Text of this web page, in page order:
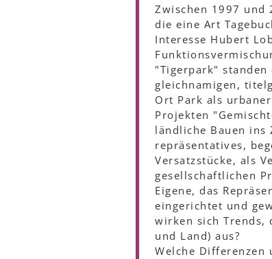
Zwischen 1997 und
die eine Art
Interesse Hubert
"Tigerpark" standen
gleichnamigen,
Ort Park als
Projekten
ländliche Bauen ins
repräsentatives,
Versatzstücke, als
gesellschaftlichen
Eigene, das
eingerichtet und
wirken sich Trends,
und Land) aus?
Welche Differenzen